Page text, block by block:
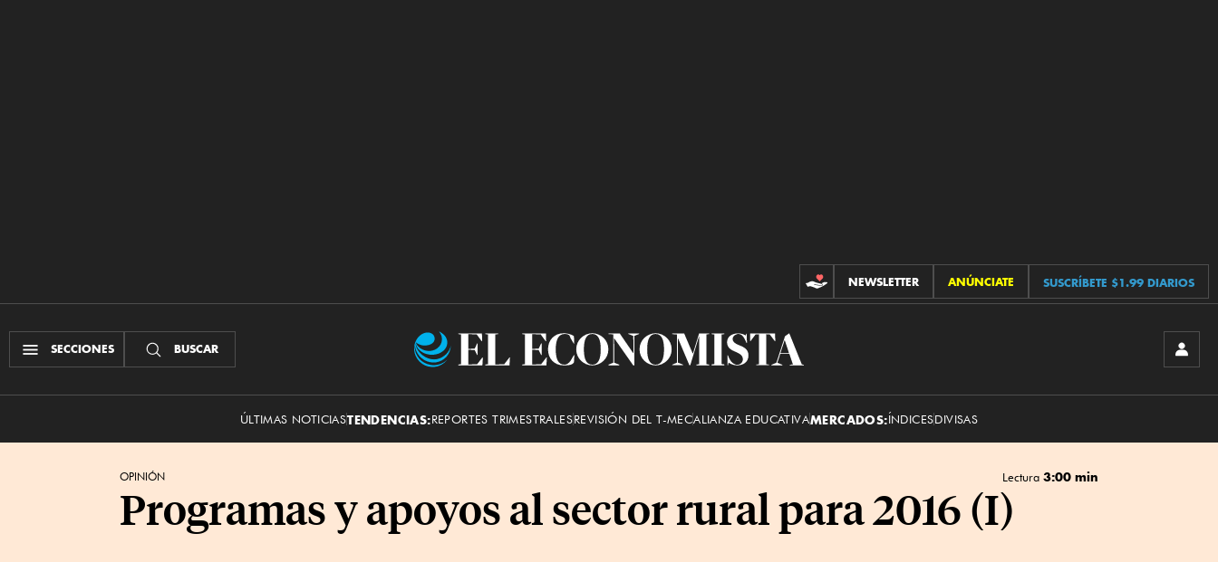
CONTRIBUCIONES
NEWSLETTER ANÚNCIATE SUSCRÍBETE $1.99 DIARIOS
SECCIONES BUSCAR
El
ÚLTIMAS NOTICIASTENDENCIAS:REPORTES TRIMESTRALESREVISIÓN DEL T-MECALIANZA EDUCATIVAMERCADOS:ÍNDICESDIVISAS
OPINIÓN Lectura 3:00 min
Programas y apoyos al sector rural para 2016 (I)